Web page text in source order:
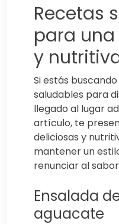
Recetas
para
y
Si estás
saludables para
llegado al lugar
artículo, te
deliciosas y
mantener un
renunciar al
Ensalada
aguacate